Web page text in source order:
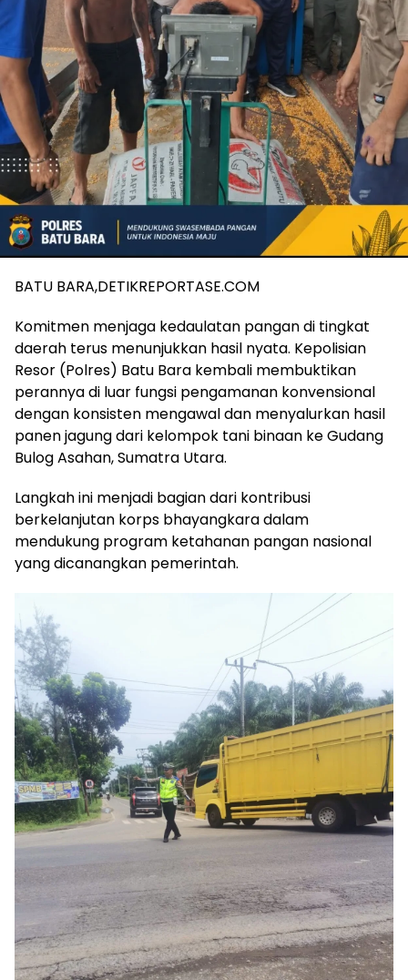
BATU BARA,DETIKREPORTASE.COM
Komitmen menjaga kedaulatan pangan di tingkat
daerah terus menunjukkan hasil nyata. Kepolisian
Resor (Polres) Batu Bara kembali membuktikan
perannya di luar fungsi pengamanan konvensional
dengan konsisten mengawal dan menyalurkan hasil
panen jagung dari kelompok tani binaan ke Gudang
Bulog Asahan, Sumatra Utara.
​Langkah ini menjadi bagian dari kontribusi
berkelanjutan korps bhayangkara dalam
mendukung program ketahanan pangan nasional
yang dicanangkan pemerintah.